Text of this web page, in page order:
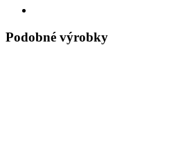
Podobné výrobky